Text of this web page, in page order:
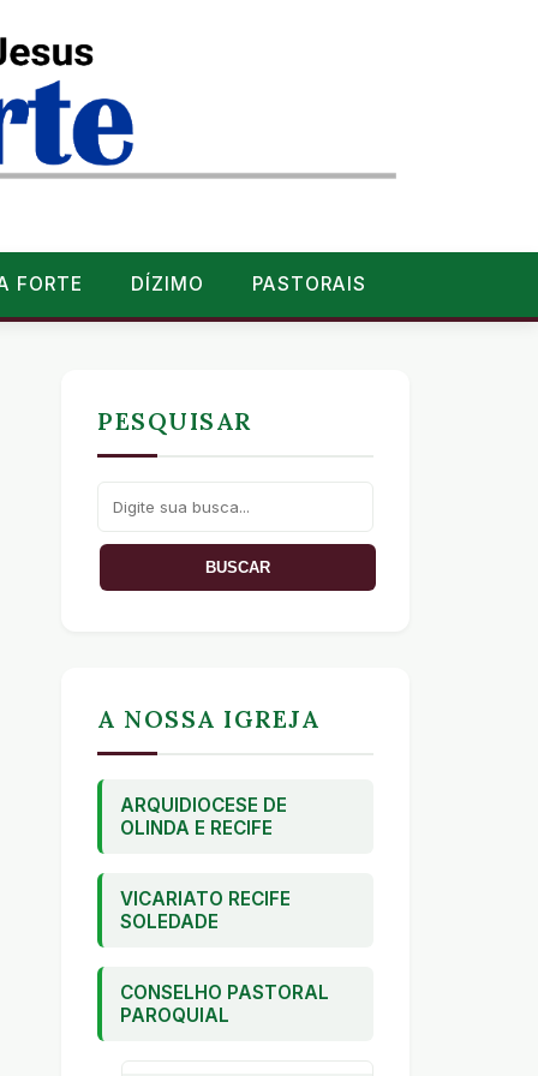
FORTE DÍZIMO PASTORAIS
PESQUISAR
A NOSSA IGREJA
ARQUIDIOCESE DE
OLINDA E RECIFE
VICARIATO RECIFE
SOLEDADE
CONSELHO PASTORAL
PAROQUIAL